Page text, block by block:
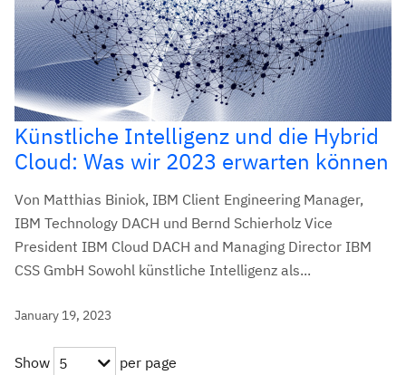
Künstliche Intelligenz und die Hybrid
Cloud: Was wir 2023 erwarten können
Von Matthias Biniok, IBM Client Engineering Manager,
IBM Technology DACH und Bernd Schierholz Vice
President IBM Cloud DACH and Managing Director IBM
CSS GmbH Sowohl künstliche Intelligenz als...
January 19, 2023
Show 5
per page